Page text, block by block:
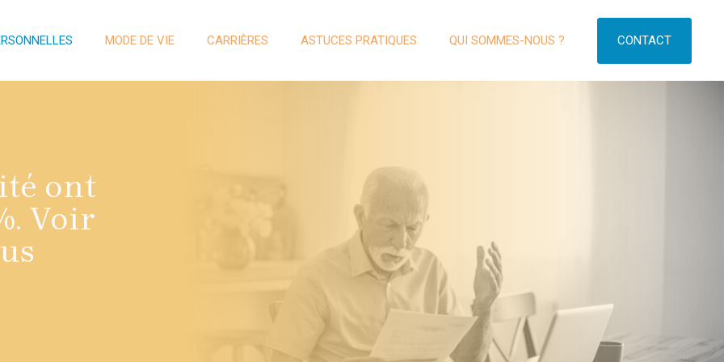
MODE DE VIE CARRIÈRES ASTUCES PRATIQUES QUI SOMMES-NOUS ? CONTACT
ont
Voir